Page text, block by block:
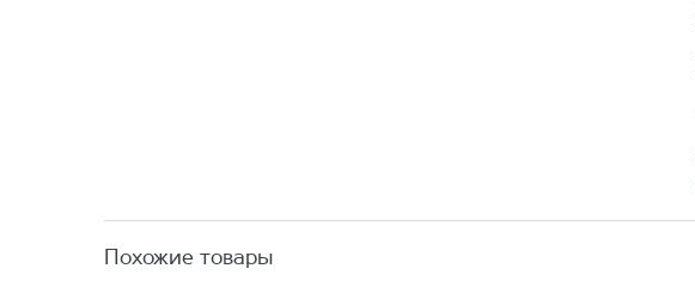
Похожие товары